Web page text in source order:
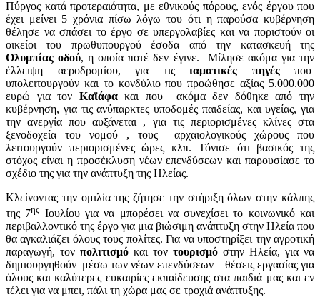
Πύργος κατά προτεραιότητα, με εθνικούς πόρους, ενός έργου που
έχει μείνει 5 χρόνια πίσω λόγω του ότι η παρούσα κυβέρνηση
θέλησε να σπάσει το έργο σε υπεργολαβίες και να ποριστούν οι
οικείοι του πρωθυπουργού έσοδα από την κατασκευή της
Ολυμπίας οδού, η οποία ποτέ δεν έγινε. Μίλησε ακόμα για την
έλλειψη αεροδρομίου, για τις ιαματικές πηγέςπου
υπολειτουργούν και το κονδύλιο που προώθησε αξίας 5.000.000
ευρώ για τον Καϊάφακαι που ακόμα δεν δόθηκε από την
κυβέρνηση, για τις ανύπαρκτες υποδομές παιδείας, και υγείας, για
την ανεργία που αυξάνεται , για τις περιορισμένες κλίνες στα
ξενοδοχεία του νομού , τους αρχαιολογικούς χώρους που
λειτουργούν περιορισμένες ώρες κλπ. Τόνισε ότι βασικός της
στόχος είναι η προσέκλυση νέων επενδύσεων και παρουσίασε το
σχέδιο της για την ανάπτυξη της Ηλείας.
Κλείνοντας την ομιλία της ζήτησε την στήριξη όλων στην κάλπης
της 7ης Ιουλίου για να μπορέσει να συνεχίσει το κοινωνικό και
περιβαλλοντικό της έργο για μια βιώσιμη ανάπτυξη στην Ηλεία που
θα αγκαλιάζει όλους τους πολίτες. Για να υποστηρίξει την αγροτική
παραγωγή, τον πολιτισμό και τον τουρισμό στην Ηλεία, για να
δημιουργηθούν μέσω των νέων επενδύσεων – θέσεις εργασίας για
όλους και καλύτερες ευκαιρίες εκπαίδευσης στα παιδιά μας και εν
τέλει για να μπει, πάλι τη χώρα μας σε τροχιά ανάπτυξης.